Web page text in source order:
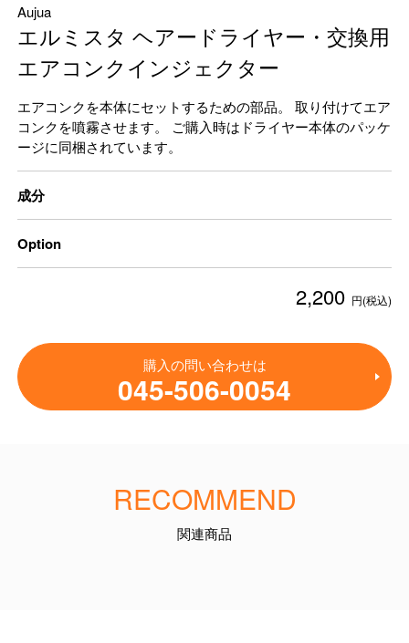
Aujua
エルミスタ ヘアードライヤー・交換用
エアコンクインジェクター
エアコンクを本体にセットするための部品。 取り付けてエア
コンクを噴霧させます。 ご購入時はドライヤー本体のパッケ
ージに同梱されています。
成分
Option
2,200 円(税込)
購入の問い合わせは
045-506-0054
RECOMMEND
関連商品